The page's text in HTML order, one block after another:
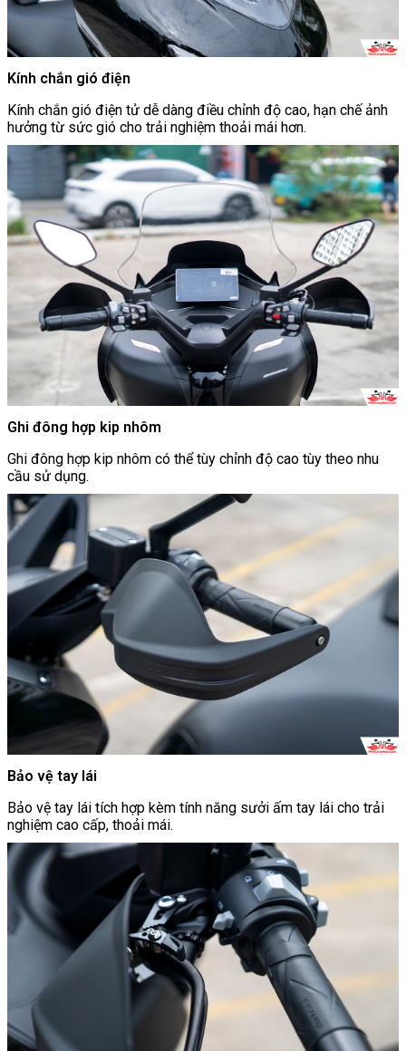
Kính chắn gió điện
Kính chắn gió điện tử dễ dàng điều chỉnh độ cao, hạn chế ảnh
hưởng từ sức gió cho trải nghiệm thoải mái hơn.
Ghi đông hợp kip nhôm
Ghi đông hợp kip nhôm có thể tùy chỉnh độ cao tùy theo nhu
cầu sử dụng.
Bảo vệ tay lái
Bảo vệ tay lái tích hợp kèm tính năng sưởi ấm tay lái cho trải
nghiệm cao cấp, thoải mái.